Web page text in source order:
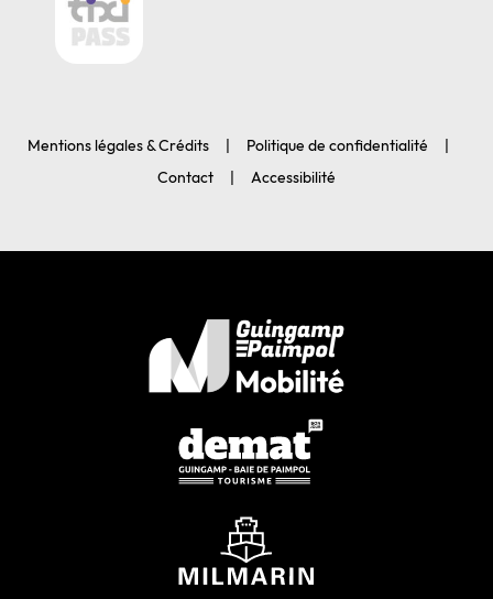
Mentions légales & Crédits
Politique de confidentialité
Contact
Accessibilité